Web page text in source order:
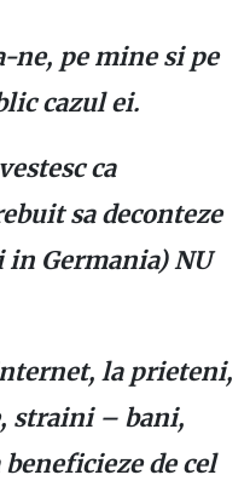
ne, pe mine si pe
cazul ei.
ca
sa deconteze
Germania) NU
la prieteni,
straini – bani,
de cel